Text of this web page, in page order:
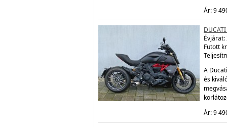
Ár: 9
Évjárat:
Futott
A
és
Ár: 9